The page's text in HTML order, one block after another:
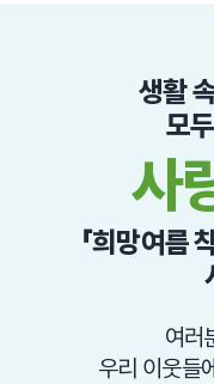
생활
모
사
「희망여름
여러
우리 이웃들